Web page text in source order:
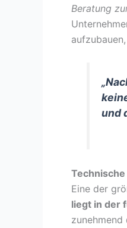
Beratung
und
Eine der
liegt in der